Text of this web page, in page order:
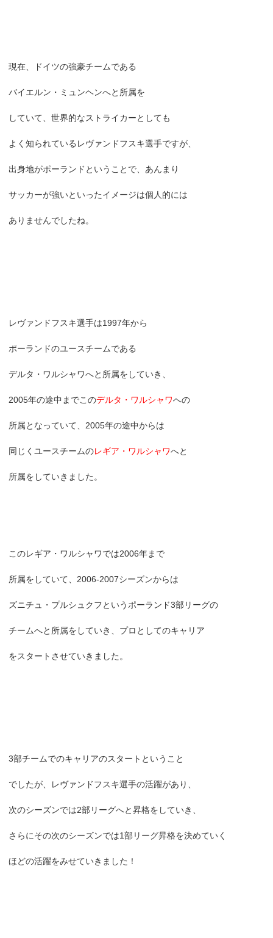
現在、ドイツの強豪チームである
バイエルン・ミュンヘンへと所属を
していて、世界的なストライカーとしても
よく知られているレヴァンドフスキ選手ですが、
出身地がポーランドということで、あんまり
サッカーが強いといったイメージは個人的には
ありませんでしたね。
レヴァンドフスキ選手は1997年から
ポーランドのユースチームである
デルタ・ワルシャワへと所属をしていき、
2005年の途中までこのデルタ・ワルシャワへの
所属となっていて、2005年の途中からは
同じくユースチームのレギア・ワルシャワへと
所属をしていきました。
このレギア・ワルシャワでは2006年まで
所属をしていて、2006-2007シーズンからは
ズニチュ・プルシュクフというポーランド3部リーグの
チームへと所属をしていき、プロとしてのキャリア
をスタートさせていきました。
3部チームでのキャリアのスタートということ
でしたが、レヴァンドフスキ選手の活躍があり、
次のシーズンでは2部リーグへと昇格をしていき、
さらにその次のシーズンでは1部リーグ昇格を決めていく
ほどの活躍をみせていきました！